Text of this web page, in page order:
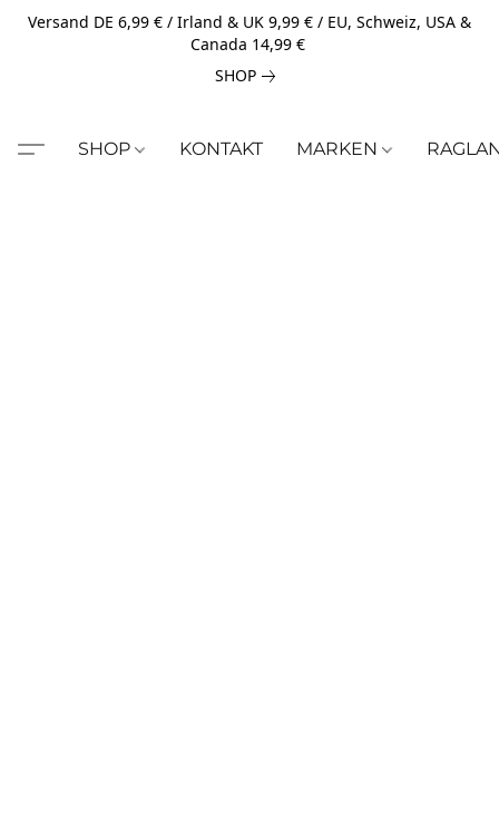
Versand DE 6,99 € / Irland & UK 9,99 € / EU, Schweiz, USA &
Canada 14,99 €
SHOP
SHOP KONTAKT MARKEN